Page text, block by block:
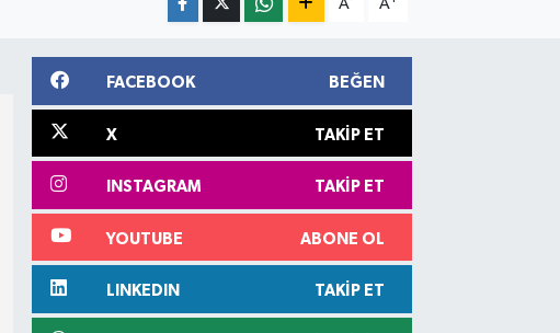
A A
FACEBOOK BEĞEN
X TAKIP ET
INSTAGRAM TAKIP ET
YOUTUBE ABONE OL
LINKEDIN TAKIP ET